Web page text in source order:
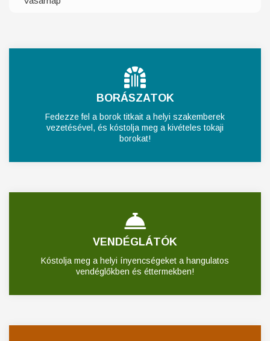
BORÁSZATOK
Fedezze fel a borok titkait a helyi szakemberek
vezetésével, és kóstolja meg a kivételes tokaji
borokat!
VENDÉGLÁTÓK
Kóstolja meg a helyi ínyencségeket a hangulatos
vendéglőkben és éttermekben!